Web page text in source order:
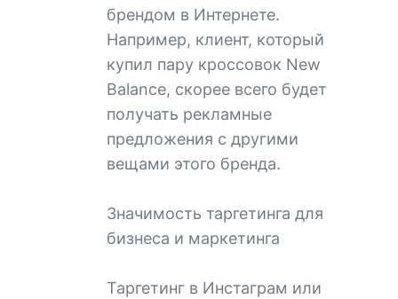
брендом в Интернете.
Например, клиент, который
купил пару кроссовок New
Balance, скорее всего будет
получать рекламные
предложения с другими
вещами этого бренда.
Значимость таргетинга для
бизнеса и маркетинга
Таргетинг в Инстаграм или